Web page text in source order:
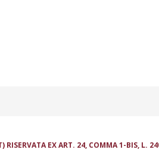
EX ART. 24, COMMA 1-BIS, L.